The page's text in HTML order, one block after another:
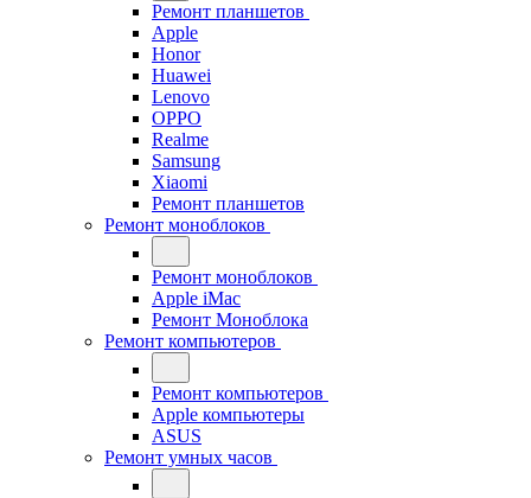
Ремонт планшетов
Apple
Honor
Huawei
Lenovo
OPPO
Realme
Samsung
Xiaomi
Ремонт планшетов
Ремонт моноблоков
Ремонт моноблоков
Apple iMac
Ремонт Моноблока
Ремонт компьютеров
Ремонт компьютеров
Apple компьютеры
ASUS
Ремонт умных часов